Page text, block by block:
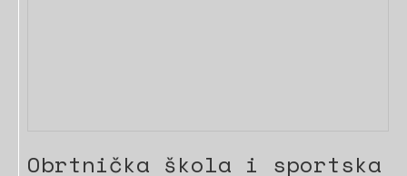
Obrtnička škola i sportska